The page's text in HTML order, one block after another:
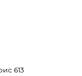
613